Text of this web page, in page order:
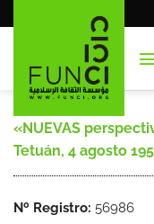
al
«NUEVAS
Tetuán, 4 agosto
Nº Registro: 56986